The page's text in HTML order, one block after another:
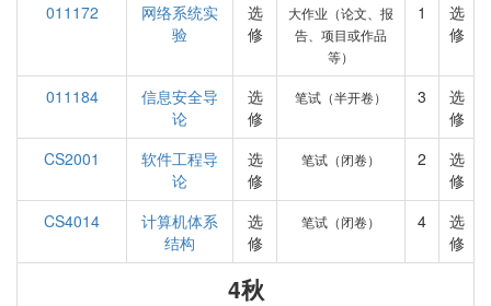
011172
网络系统实
验
选
修
大作业（论文、报
告、项目或作品
等）
1
选
修
011184
信息安全导
论
选
修
笔试（半开卷） 3
选
修
CS2001
软件工程导
论
选
修
笔试（闭卷） 2
选
修
CS4014
计算机体系
结构
选
修
笔试（闭卷） 4
选
修
4秋